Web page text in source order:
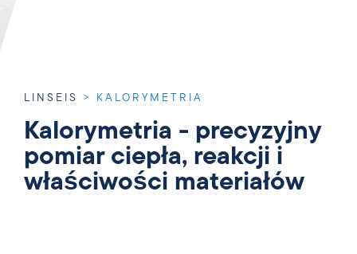
LINSEIS > KALORYMETRIA
Kalorymetria - precyzyjny
pomiar ciepła, reakcji i
właściwości materiałów